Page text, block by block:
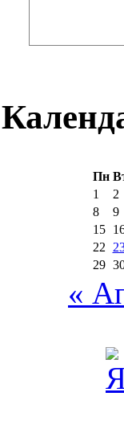
Пн
1
2
8
9
15
22
29
«